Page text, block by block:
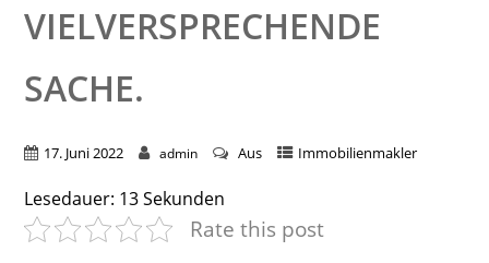
VIELVERSPRECHENDE
SACHE.
17. Juni 2022 admin Aus Immobilienmakler
Lesedauer: 13Sekunden
Rate this post